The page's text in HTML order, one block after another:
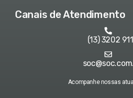
Canais de Atendimento
(13) 3202
Acompanhe nossas